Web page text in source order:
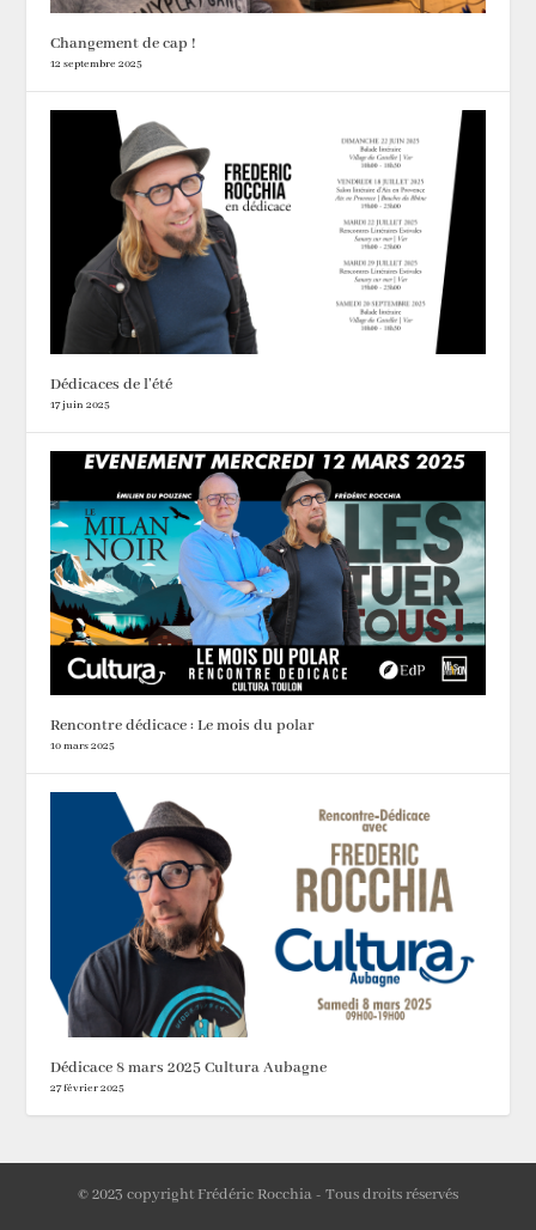
Changement de cap !
12 septembre 2025
Dédicaces de l’été
17 juin 2025
Rencontre dédicace : Le mois du polar
10 mars 2025
Dédicace 8 mars 2025 Cultura Aubagne
27 février 2025
© 2023 copyright Frédéric Rocchia - Tous droits réservés